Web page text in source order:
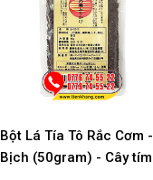
Bột Lá Tía Tô Rắc Cơm -
Bịch (50gram) - Cây tím